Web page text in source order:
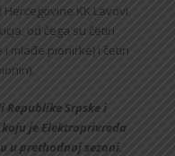
KK Lavovi
od čega su četiri
mlađe pionirke) i četiri
Republike Srpske i
je Elektroprivreda
u prethodnoj sezoni.